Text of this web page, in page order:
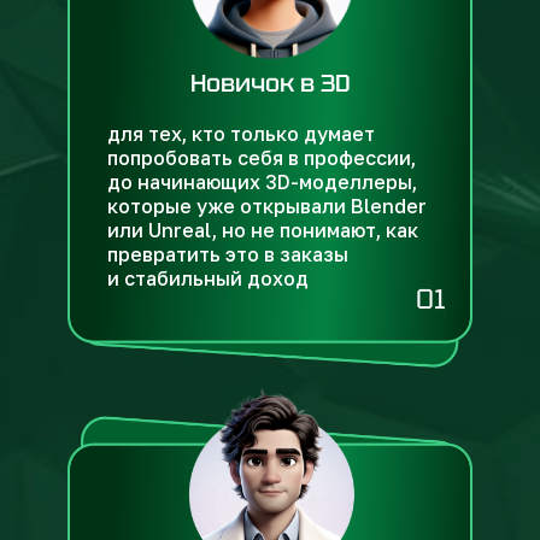
Новичок в 3D
для тех, кто только думает
попробовать себя в профессии,
до начинающих 3D-моделлеры,
которые уже открывали Blender
или Unreal, но не понимают, как
превратить это в заказы
и стабильный доход
01
Зарегистрироваться на вебинар
Важно: убедитесь, что данные введены верно —
мы отправим ссылку на вебинар и бонусный гайд
в Telegram
Зарегистрируйтесь сейчас и получите
полезный бонус — гайд«Программный
арсенал 3D-моделлера», который
поможет не тратить время на лишний
софт и сразу брать в работу то, что